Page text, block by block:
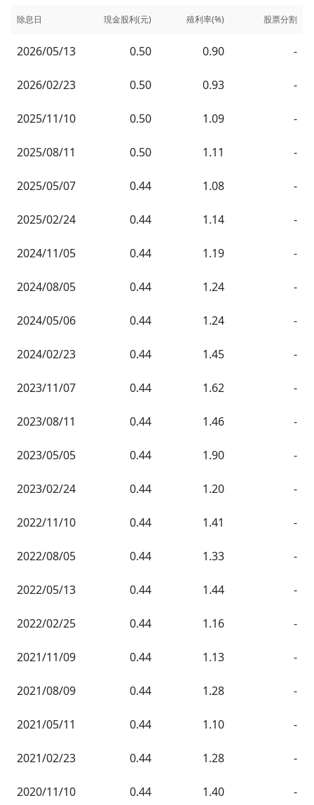
除息日 現金股利(元) 殖利率(%) 股票分割
2026/05/13 0.50 0.90 -
2026/02/23 0.50 0.93 -
2025/11/10 0.50 1.09 -
2025/08/11 0.50 1.11 -
2025/05/07 0.44 1.08 -
2025/02/24 0.44 1.14 -
2024/11/05 0.44 1.19 -
2024/08/05 0.44 1.24 -
2024/05/06 0.44 1.24 -
2024/02/23 0.44 1.45 -
2023/11/07 0.44 1.62 -
2023/08/11 0.44 1.46 -
2023/05/05 0.44 1.90 -
2023/02/24 0.44 1.20 -
2022/11/10 0.44 1.41 -
2022/08/05 0.44 1.33 -
2022/05/13 0.44 1.44 -
2022/02/25 0.44 1.16 -
2021/11/09 0.44 1.13 -
2021/08/09 0.44 1.28 -
2021/05/11 0.44 1.10 -
2021/02/23 0.44 1.28 -
2020/11/10 0.44 1.40 -